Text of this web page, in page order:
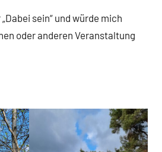
sein“ und würde mich
oder anderen Veranstaltung